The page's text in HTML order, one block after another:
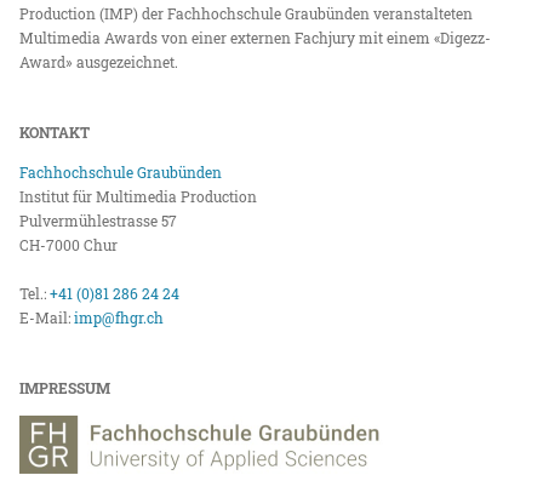
Production (IMP) der Fachhochschule Graubünden veranstalteten
Multimedia Awards von einer externen Fachjury mit einem «Digezz-
Award» ausgezeichnet.
KONTAKT
Fachhochschule Graubünden
Institut für Multimedia Production
Pulvermühlestrasse 57
CH-7000 Chur
Tel.:+41 (0)81 286 24 24
E-Mail:imp@fhgr.ch
IMPRESSUM